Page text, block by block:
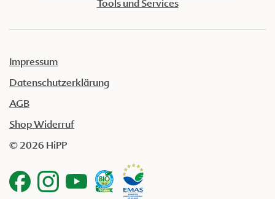
Tools und Services
Impressum
Datenschutzerklärung
AGB
Shop Widerruf
© 2026 HiPP